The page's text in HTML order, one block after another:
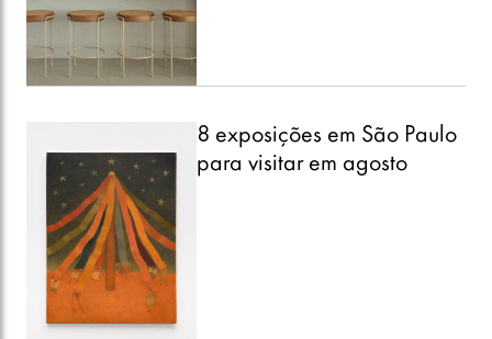
8 exposições em São Paulo
para visitar em agosto